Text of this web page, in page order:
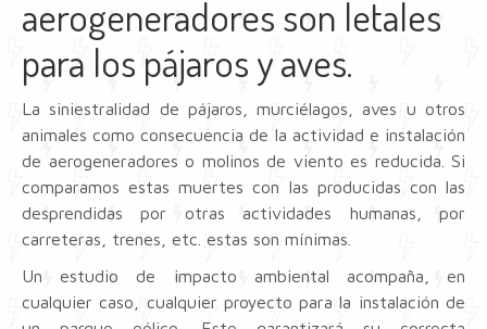
aerogeneradores son letales
para los pájaros y aves.
La siniestralidad de pájaros, murciélagos, aves u otros
animales como consecuencia de la actividad e instalación
de aerogeneradores o molinos de viento es reducida. Si
comparamos estas muertes con las producidas con las
desprendidas por otras actividades humanas, por
carreteras, trenes, etc. estas son mínimas.
Un estudio de impacto ambiental acompaña, en
cualquier caso, cualquier proyecto para la instalación de